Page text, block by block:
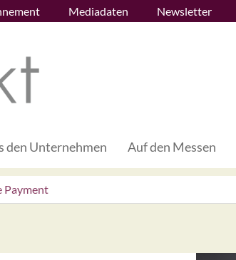
Mediadaten Newsletter
den Unternehmen Auf den Messen
Payment